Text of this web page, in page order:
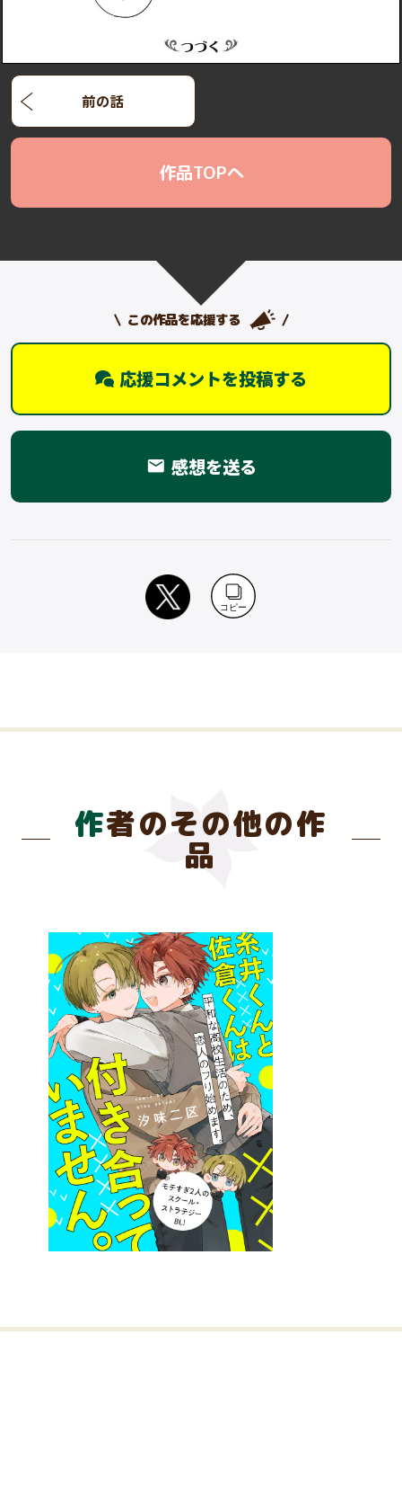
前の話
作品TOPへ
この作品を応援する
応援コメントを投稿する
email 感想を送る
コピー
作者のその他の作
品